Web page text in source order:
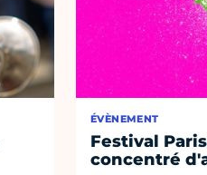
ÉVÈNEMENT
Festival
concentré